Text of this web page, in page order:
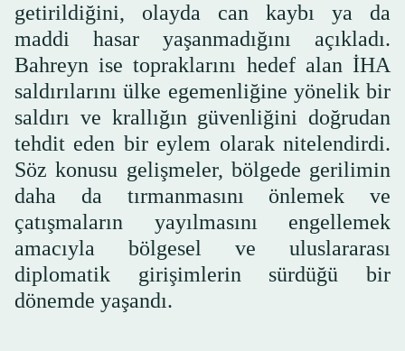
getirildiğini, olayda can kaybı ya da
maddi hasar yaşanmadığını açıkladı.
Bahreyn ise topraklarını hedef alan İHA
saldırılarını ülke egemenliğine yönelik bir
saldırı ve krallığın güvenliğini doğrudan
tehdit eden bir eylem olarak nitelendirdi.
Söz konusu gelişmeler, bölgede gerilimin
daha da tırmanmasını önlemek ve
çatışmaların yayılmasını engellemek
amacıyla bölgesel ve uluslararası
diplomatik girişimlerin sürdüğü bir
dönemde yaşandı.